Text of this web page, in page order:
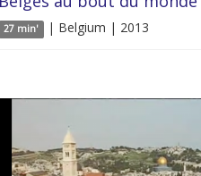
27 min' | Belgium | 2013